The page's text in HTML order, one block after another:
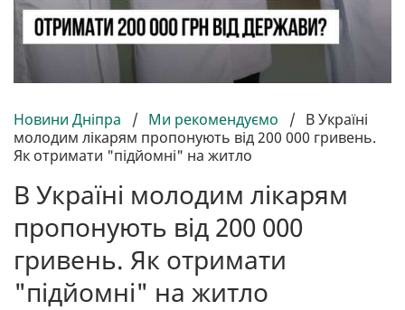
Новини Дніпра / Ми рекомендуємо / В Україні
молодим лікарям пропонують від 200 000 гривень.
Як отримати "підйомні" на житло
В Україні молодим лікарям
пропонують від 200 000
гривень. Як отримати
"підйомні" на житло